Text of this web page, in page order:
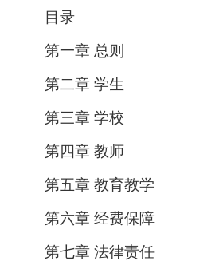
目录
第一章 总则
第二章 学生
第三章 学校
第四章 教师
第五章 教育教学
第六章 经费保障
第七章 法律责任